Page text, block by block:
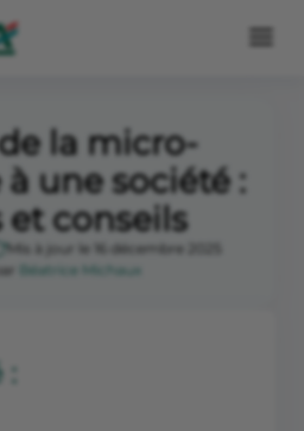
la micro-
une société :
et conseils
Mis à jour le 16 décembre 2025
Béatrice Michaux
: